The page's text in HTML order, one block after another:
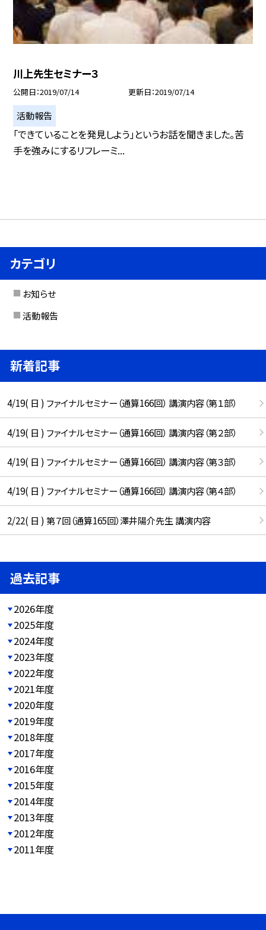
川上先生セミナー３
公開日 2019/07/14 更新日 2019/07/14
活動報告
「できていることを発見しよう」というお話を聞きました。苦
手を強みにするリフレーミ...
カテゴリ
お知らせ
活動報告
新着記事
4/19( 日 ) ファイナルセミナー（通算166回） 講演内容（第１部）
4/19( 日 ) ファイナルセミナー（通算166回） 講演内容（第２部）
4/19( 日 ) ファイナルセミナー（通算166回） 講演内容（第３部）
4/19( 日 ) ファイナルセミナー（通算166回） 講演内容（第４部）
2/22( 日 ) 第７回（通算165回）澤井陽介先生 講演内容
過去記事
2026年度
2025年度
2024年度
2023年度
2022年度
2021年度
2020年度
2019年度
2018年度
2017年度
2016年度
2015年度
2014年度
2013年度
2012年度
2011年度